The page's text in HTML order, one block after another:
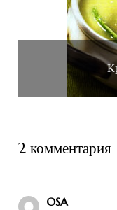
2 комментария
OSA